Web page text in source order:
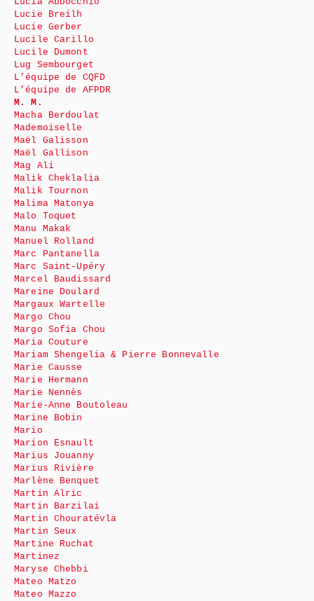
Lucie Breilh
Lucie Gerber
Lucile Carillo
Lucile Dumont
Lug Sembourget
L’équipe de CQFD
L’équipe de AFPDR
M. M.
Macha Berdoulat
Mademoiselle
Maël Galisson
Maël Gallison
Mag Ali
Malik Cheklalia
Malik Tournon
Malima Matonya
Malo Toquet
Manu Makak
Manuel Rolland
Marc Pantanella
Marc Saint-Upéry
Marcel Baudissard
Mareine Doulard
Margaux Wartelle
Margo Chou
Margo Sofia Chou
Maria Couture
Mariam Shengelia & Pierre Bonnevalle
Marie Causse
Marie Hermann
Marie Nennès
Marie-Anne Boutoleau
Marine Bobin
Mario
Marion Esnault
Marius Jouanny
Marius Rivière
Marlène Benquet
Martin Alric
Martin Barzilai
Martin Chouratévla
Martin Seux
Martine Ruchat
Martinez
Maryse Chebbi
Mateo Matzo
Mateo Mazzo